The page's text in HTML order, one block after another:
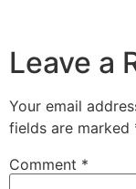
Leave a
Your email
fields are marked
Comment *